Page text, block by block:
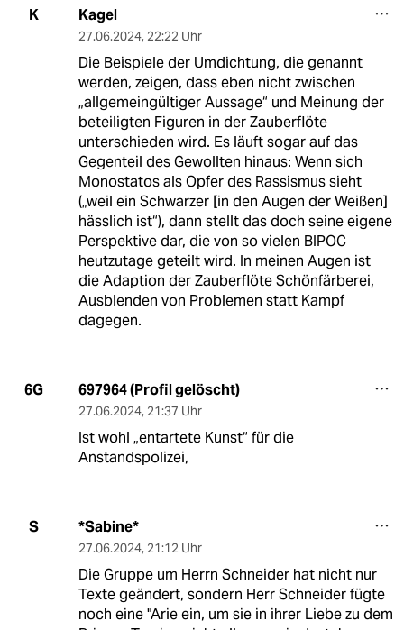
K Kagel
27.06.2024, 22:22 Uhr
Die Beispiele der Umdichtung, die genannt
werden, zeigen, dass eben nicht zwischen
„allgemeingültiger Aussage“ und Meinung der
beteiligten Figuren in der Zauberflöte
unterschieden wird. Es läuft sogar auf das
Gegenteil des Gewollten hinaus: Wenn sich
Monostatos als Opfer des Rassismus sieht
(„weil ein Schwarzer [in den Augen der Weißen]
hässlich ist“), dann stellt das doch seine eigene
Perspektive dar, die von so vielen BIPOC
heutzutage geteilt wird. In meinen Augen ist
die Adaption der Zauberflöte Schönfärberei,
Ausblenden von Problemen statt Kampf
dagegen.
6G 697964 (Profil gelöscht)
27.06.2024, 21:37 Uhr
Ist wohl „entartete Kunst“ für die
Anstandspolizei,
S *Sabine*
27.06.2024, 21:12 Uhr
Die Gruppe um Herrn Schneider hat nicht nur
Texte geändert, sondern Herr Schneider fügte
noch eine "Arie ein, um sie in ihrer Liebe zu dem